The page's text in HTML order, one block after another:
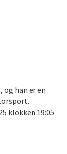
og han er en
klokken 19:05